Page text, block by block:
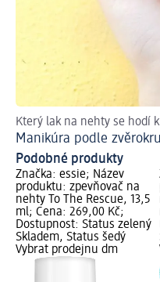
Který lak na nehty se hodí
Manikúra podle
Podobné produkty
Značka: essie; Název
produktu: zpevňovač na
nehty To The Rescue, 13,5
ml; Cena: 269,00 Kč;
Dostupnost: Status zelený
Skladem, Status šedý
Vybrat prodejnu dm